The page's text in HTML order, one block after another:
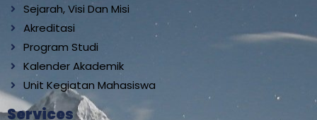
Sejarah, Visi Dan Misi
Akreditasi
Program Studi
Kalender Akademik
Unit Kegiatan Mahasiswa
Services